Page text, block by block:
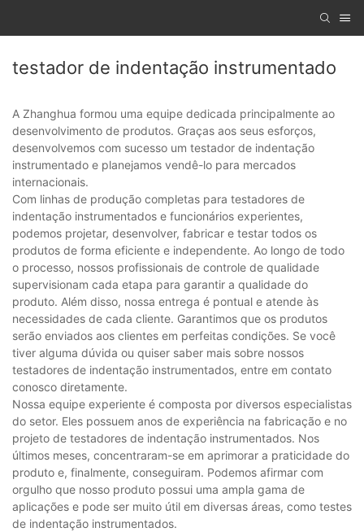
testador de indentação instrumentado
A Zhanghua formou uma equipe dedicada principalmente ao
desenvolvimento de produtos. Graças aos seus esforços,
desenvolvemos com sucesso um testador de indentação
instrumentado e planejamos vendê-lo para mercados
internacionais.
Com linhas de produção completas para testadores de
indentação instrumentados e funcionários experientes,
podemos projetar, desenvolver, fabricar e testar todos os
produtos de forma eficiente e independente. Ao longo de todo
o processo, nossos profissionais de controle de qualidade
supervisionam cada etapa para garantir a qualidade do
produto. Além disso, nossa entrega é pontual e atende às
necessidades de cada cliente. Garantimos que os produtos
serão enviados aos clientes em perfeitas condições. Se você
tiver alguma dúvida ou quiser saber mais sobre nossos
testadores de indentação instrumentados, entre em contato
conosco diretamente.
Nossa equipe experiente é composta por diversos especialistas
do setor. Eles possuem anos de experiência na fabricação e no
projeto de testadores de indentação instrumentados. Nos
últimos meses, concentraram-se em aprimorar a praticidade do
produto e, finalmente, conseguiram. Podemos afirmar com
orgulho que nosso produto possui uma ampla gama de
aplicações e pode ser muito útil em diversas áreas, como testes
de indentação instrumentados.